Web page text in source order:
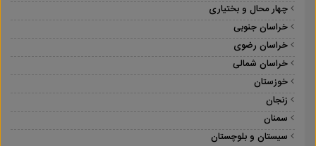
چهار محال و بختیاری
خراسان جنوبی
خراسان رضوی
خراسان شمالی
خوزستان
زنجان
سمنان
سیستان و بلوچستان